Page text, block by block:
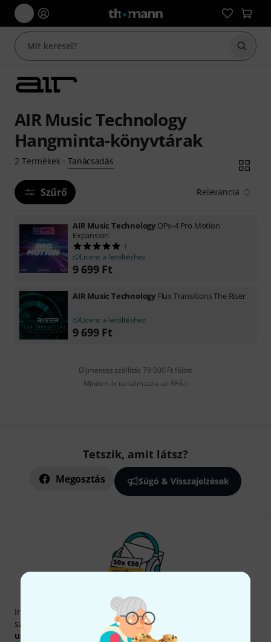
AIR Music Technology
Hangminta-könyvtárak
2 Termékek· Tanácsadás
Szűrő Relevancia
AIR Music Technology OPx-4 Pro Motion
Expansion
1
Licenc a letöltéshez
9 699 Ft
AIR Music Technology Flux Transitions The Riser
Licenc a letöltéshez
9 699 Ft
Díjmentes szállítás 79 000 Ft fölött
Minden ár tartalmazza az ÁFÁ-t
Tetszik, amit látsz?
Megosztás Súgó & Visszajelzések
Thomann hírlevél
Iratkozz fel a Thomann angol nyelvű hírlevelére, és kis
szerencsével megnyerheted a50egyenként
utalvány